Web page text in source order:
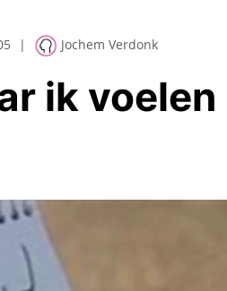
| Jochem Verdonk
ik voelen